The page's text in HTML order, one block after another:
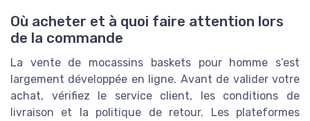
Où acheter et à quoi faire attention lors
de la commande
La vente de mocassins baskets pour homme s’est
largement développée en ligne. Avant de valider votre
achat, vérifiez le service client, les conditions de
livraison et la politique de retour. Les plateformes